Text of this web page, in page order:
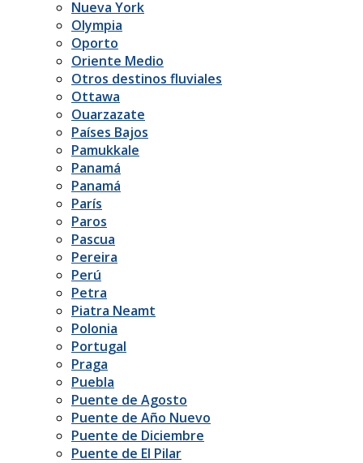
Nueva York
Olympia
Oporto
Oriente Medio
Otros destinos fluviales
Ottawa
Ouarzazate
Países Bajos
Pamukkale
Panamá
Panamá
París
Paros
Pascua
Pereira
Perú
Petra
Piatra Neamt
Polonia
Portugal
Praga
Puebla
Puente de Agosto
Puente de Año Nuevo
Puente de Diciembre
Puente de El Pilar